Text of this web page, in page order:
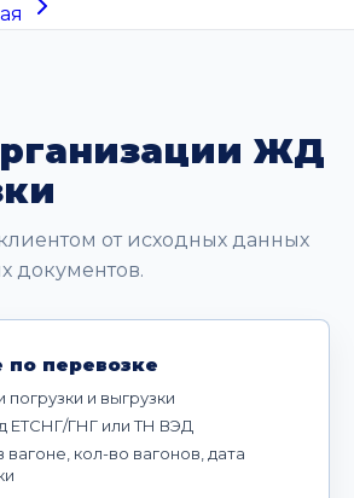
ЖД
от исходных данных
документов.
перевозке
погрузки и выгрузки
ЕТСНГ/ГНГ или ТН ВЭД
вагоне, кол-во вагонов, дата